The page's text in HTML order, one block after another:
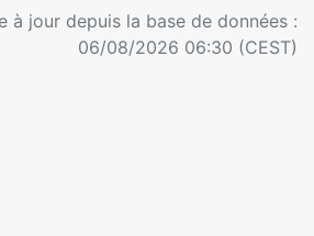
à jour depuis la base de données :
06/08/2026 06:30 (CEST)